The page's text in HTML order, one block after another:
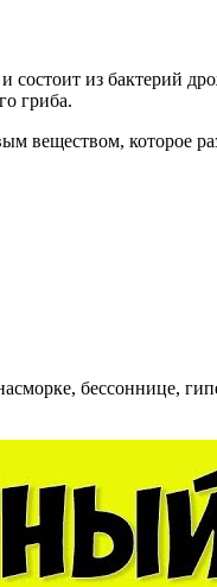
из бактерий
гриба.
веществом, которое
бессоннице,